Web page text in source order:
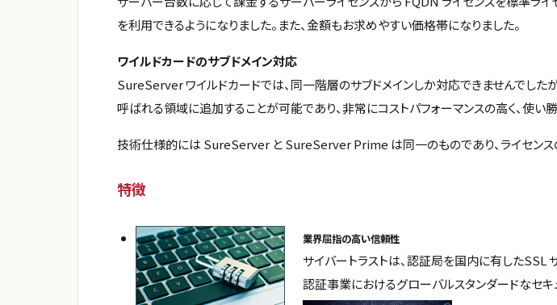
を利用できるようになりました。また、金額もお求めやすい価格帯になりました。
ワイルドカードのサブドメイン対応
SureServer ワイルドカードでは、同一階層のサブドメインしか対応できませんでし
呼ばれる領域に追加することが可能であり、非常にコストパフォーマンスの高く、使い
技術仕様的には SureServer と SureServer Prime は同一のものであり、ライセンス
特徴
業界屈指の高い信頼性
サイバートラストは、認証局を国内に有したSSL
認証事業におけるグローバルスタンダードなセキ